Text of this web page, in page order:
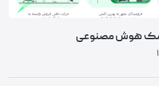
هوش مصنوعی